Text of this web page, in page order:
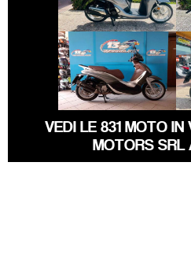
PIAGGIO
BEVERLY
€ 3.590 €
VEDI LE 831 MOTO
MOTORS SRL